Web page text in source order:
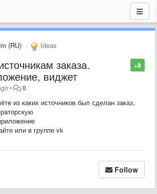
(RU) Ideas
+9
заказа.
виджет
• 0
из каких источников был сделан заказ,
или в группе vk
Follow